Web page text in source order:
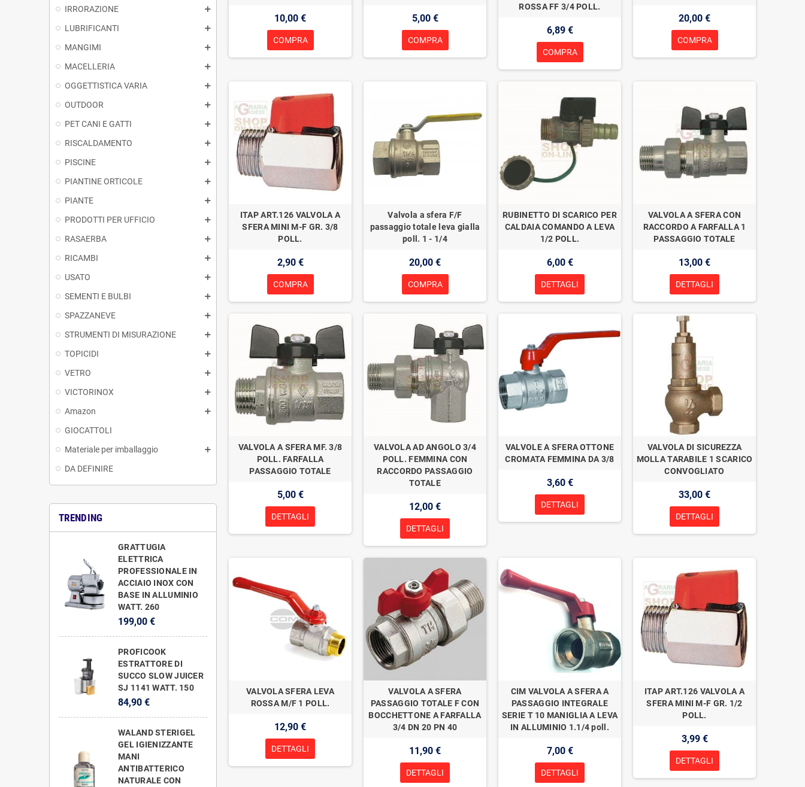
IRRORAZIONE
LUBRIFICANTI
MANGIMI
MACELLERIA
OGGETTISTICA VARIA
OUTDOOR
PET CANI E GATTI
RISCALDAMENTO
PISCINE
PIANTINE ORTICOLE
PIANTE
PRODOTTI PER UFFICIO
RASAERBA
RICAMBI
USATO
SEMENTI E BULBI
SPAZZANEVE
STRUMENTI DI MISURAZIONE
TOPICIDI
VETRO
VICTORINOX
Amazon
GIOCATTOLI
Materiale per imballaggio
DA DEFINIRE
TRENDING
GRATTUGIA
ELETTRICA
PROFESSIONALE IN
ACCIAIO INOX CON
BASE IN ALLUMINIO
WATT. 260
199,00 €
PROFICOOK
ESTRATTORE DI
SUCCO SLOW JUICER
SJ 1141 WATT. 150
84,90 €
WALAND STERIGEL
GEL IGIENIZZANTE
MANI
ANTIBATTERICO
NATURALE CON
10,00 €
COMPRA
5,00 €
COMPRA
ROSSA FF 3/4 POLL.
6,89 €
COMPRA
20,00 €
COMPRA
ITAP ART.126 VALVOLA A
SFERA MINI M-F GR. 3/8
POLL.
2,90 €
COMPRA
Valvola a sfera F/F
passaggio totale leva gialla
poll. 1 - 1/4
20,00 €
COMPRA
RUBINETTO DI SCARICO PER
CALDAIA COMANDO A LEVA
1/2 POLL.
6,00 €
DETTAGLI
VALVOLA A SFERA CON
RACCORDO A FARFALLA 1
PASSAGGIO TOTALE
13,00 €
DETTAGLI
VALVOLA A SFERA MF. 3/8
POLL. FARFALLA
PASSAGGIO TOTALE
5,00 €
DETTAGLI
VALVOLA AD ANGOLO 3/4
POLL. FEMMINA CON
RACCORDO PASSAGGIO
TOTALE
12,00 €
DETTAGLI
VALVOLE A SFERA OTTONE
CROMATA FEMMINA DA 3/8
3,60 €
DETTAGLI
VALVOLA DI SICUREZZA
MOLLA TARABILE 1 SCARICO
CONVOGLIATO
33,00 €
DETTAGLI
VALVOLA SFERA LEVA
ROSSA M/F 1 POLL.
12,90 €
DETTAGLI
VALVOLA A SFERA
PASSAGGIO TOTALE F CON
BOCCHETTONE A FARFALLA
3/4 DN 20 PN 40
11,90 €
DETTAGLI
CIM VALVOLA A SFERA A
PASSAGGIO INTEGRALE
SERIE T 10 MANIGLIA A LEVA
IN ALLUMINIO 1.1/4 poll.
7,00 €
DETTAGLI
ITAP ART.126 VALVOLA A
SFERA MINI M-F GR. 1/2
POLL.
3,99 €
DETTAGLI